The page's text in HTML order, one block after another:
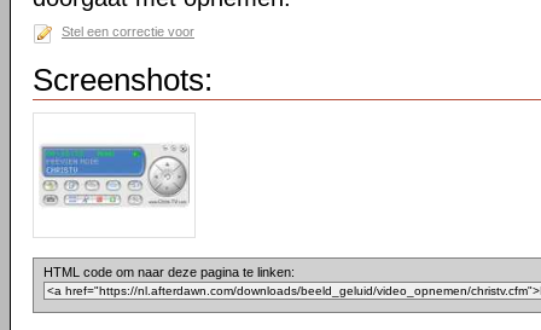
Stel een correctie voor
Screenshots:
HTML code om naar deze pagina te linken: